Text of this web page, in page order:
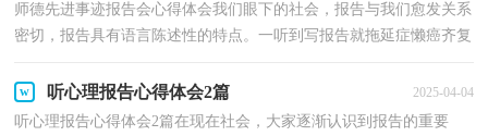
师德先进事迹报告会心得体会我们眼下的社会，报告与我们愈发关系
密切，报告具有语言陈述性的特点。一听到写报告就拖延症懒癌齐复
听心理报告心得体会2篇 2025-04-04
听心理报告心得体会2篇在现在社会，大家逐渐认识到报告的重要